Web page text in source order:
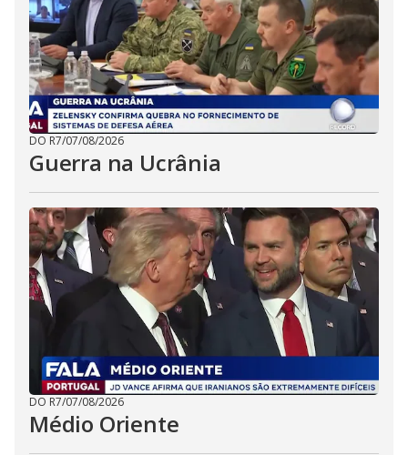
DO R7/07/08/2026
Guerra na Ucrânia
DO R7/07/08/2026
Médio Oriente